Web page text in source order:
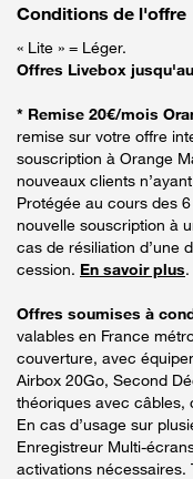
Conditions de l'offre
« Lite » = Léger.
Offres Livebox
* Remise 20€/mois
remise sur votre offre
souscription à Orange
nouveaux clients
Protégée au cours des
nouvelle souscription à
cas de résiliation d’une
cession. En savoir plus.
Offres soumises à
valables en France
couverture, avec
Airbox 20Go, Second
théoriques avec câbles,
En cas d’usage sur
Enregistreur Multi-
activations nécessaires.